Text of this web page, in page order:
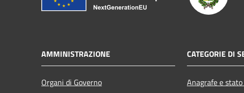
AMMINISTRAZIONE
Organi di Governo
CATEGORIE DI
Anagrafe e